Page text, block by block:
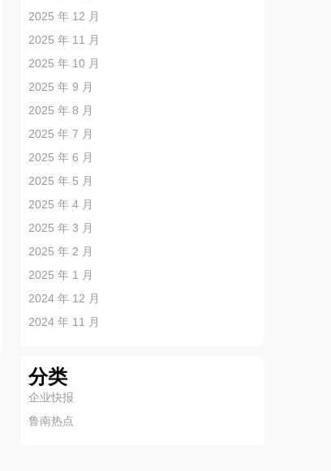
2025 年 12 月
2025 年 11 月
2025 年 10 月
2025 年 9 月
2025 年 8 月
2025 年 7 月
2025 年 6 月
2025 年 5 月
2025 年 4 月
2025 年 3 月
2025 年 2 月
2025 年 1 月
2024 年 12 月
2024 年 11 月
分类
企业快报
鲁南热点